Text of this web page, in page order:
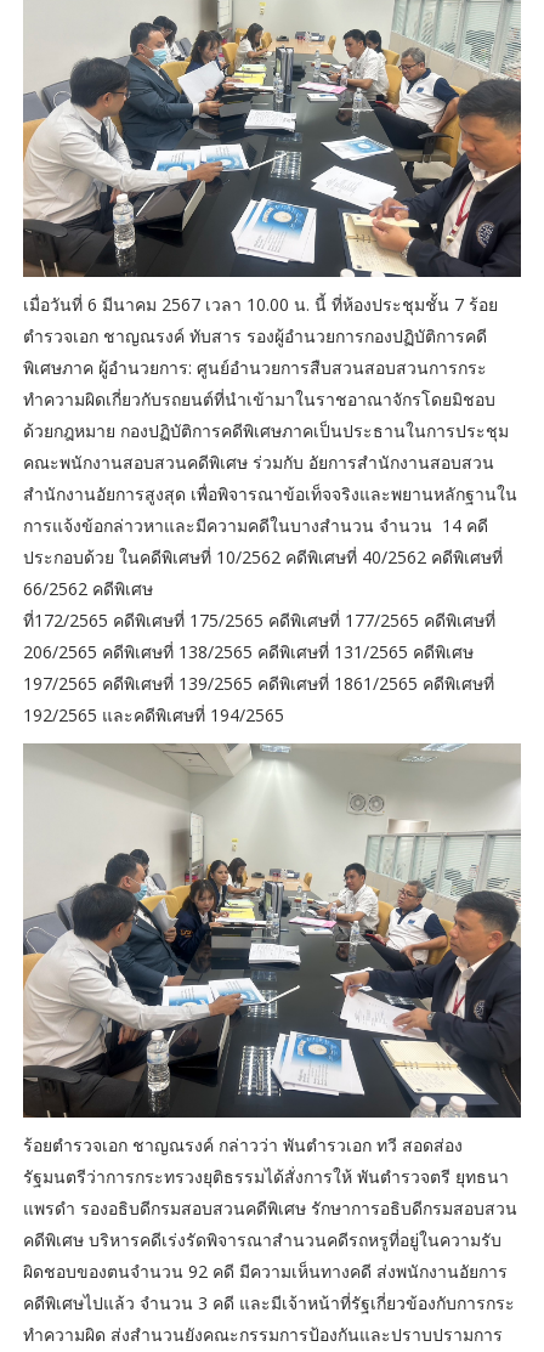
เมื่อวันที่ 6 มีนาคม 2567 เวลา 10.00 น. นี้ ที่ห้องประชุมชั้น 7 ร้อย
ตำรวจเอก ชาญณรงค์ ทับสาร รองผู้อำนวยการกองปฏิบัติการคดี
พิเศษภาค ผู้อำนวยการ: ศูนย์อำนวยการสืบสวนสอบสวนการกระ
ทำความผิดเกี่ยวกับรถยนต์ที่นำเข้ามาในราชอาณาจักรโดยมิชอบ
ด้วยกฎหมาย กองปฏิบัติการคดีพิเศษภาคเป็นประธานในการประชุม
คณะพนักงานสอบสวนคดีพิเศษ ร่วมกับ อัยการสำนักงานสอบสวน
สำนักงานอัยการสูงสุด เพื่อพิจารณาข้อเท็จจริงและพยานหลักฐานใน
การแจ้งข้อกล่าวหาและมีความคดีในบางสำนวน จำนวน 14 คดี
ประกอบด้วย ในคดีพิเศษที่ 10/2562 คดีพิเศษที่ 40/2562 คดีพิเศษที่
66/2562 คดีพิเศษ
ที่172/2565 คดีพิเศษที่ 175/2565 คดีพิเศษที่ 177/2565 คดีพิเศษที่
206/2565 คดีพิเศษที่ 138/2565 คดีพิเศษที่ 131/2565 คดีพิเศษ
197/2565 คดีพิเศษที่ 139/2565 คดีพิเศษที่ 1861/2565 คดีพิเศษที่
192/2565 และคดีพิเศษที่ 194/2565
ร้อยตำรวจเอก ชาญณรงค์ กล่าวว่า พันตำรวเอก ทวี สอดส่อง
รัฐมนตรีว่าการกระทรวงยุติธรรมได้สั่งการให้ พันตำรวจตรี ยุทธนา
แพรดำ รองอธิบดีกรมสอบสวนคดีพิเศษ รักษาการอธิบดีกรมสอบสวน
คดีพิเศษ บริหารคดีเร่งรัดพิจารณาสำนวนคดีรถหรูที่อยู่ในความรับ
ผิดชอบของตนจำนวน 92 คดี มีความเห็นทางคดี ส่งพนักงานอัยการ
คดีพิเศษไปแล้ว จำนวน 3 คดี และมีเจ้าหน้าที่รัฐเกี่ยวข้องกับการกระ
ทำความผิด ส่งสำนวนยังคณะกรรมการป้องกันและปราบปรามการ